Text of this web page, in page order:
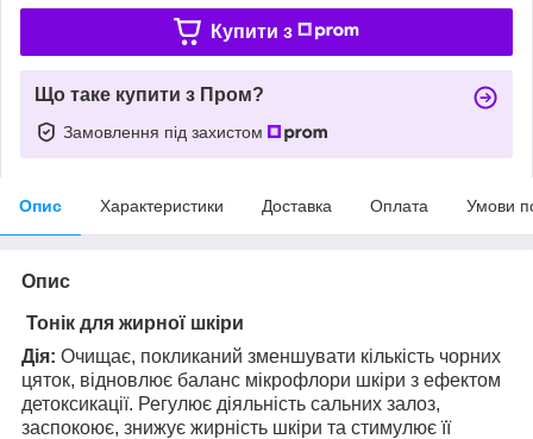
Купити з
Що таке купити з Пром?
Замовлення під захистом
Опис Характеристики Доставка Оплата Умови
Опис
Тонік для жирної шкіри
Дія: Очищає, покликаний зменшувати кількість чорних
цяток, відновлює баланс мікрофлори шкіри з ефектом
детоксикації. Регулює діяльність сальних залоз,
заспокоює, знижує жирність шкіри та стимулює її